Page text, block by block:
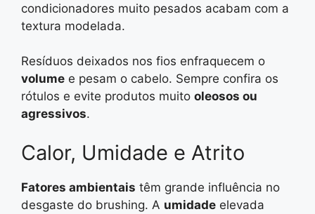
condicionadores muito pesados acabam com a
textura modelada.
Resíduos deixados nos fios enfraquecem o
volume e pesam o cabelo. Sempre confira os
rótulos e evite produtos muito oleosos ou
agressivos.
Calor, Umidade e Atrito
Fatores ambientais têm grande influência no
desgaste do brushing. A umidade elevada